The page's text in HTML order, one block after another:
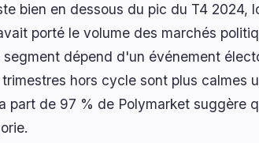
bien en dessous du pic du T4 2024,
porté le volume des marchés
segment dépend d'un événement
hors cycle sont plus calmes
part de 97 % de Polymarket suggère